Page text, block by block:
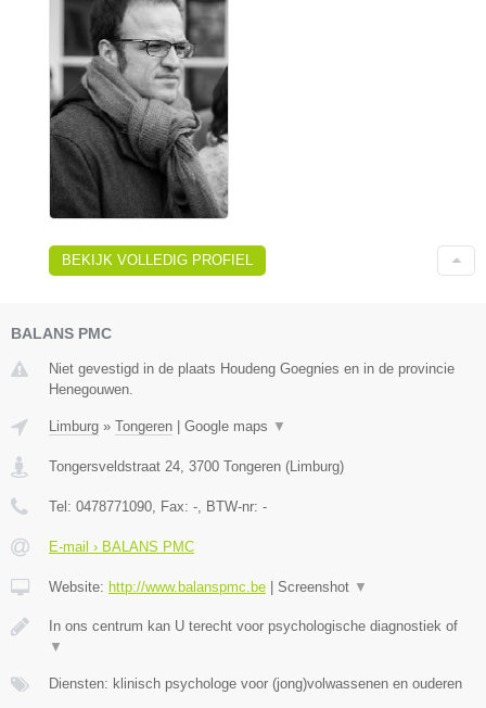
BEKIJK VOLLEDIG PROFIEL
BALANS PMC
Niet gevestigd in de plaats Houdeng Goegnies en in de provincie
Henegouwen.
Limburg » Tongeren Google maps ▼
Tongersveldstraat 24, 3700 Tongeren (Limburg)
Tel: 0478771090, Fax: -, BTW-nr: -
E-mail › BALANS PMC
Website: http://www.balanspmc.be Screenshot ▼
In ons centrum kan U terecht voor psychologische diagnostiek of
▼
Diensten: klinisch psychologe voor (jong)volwassenen en ouderen